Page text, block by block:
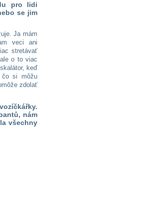
pro lidi
se jim
Ja mám
veci ani
stretávať
o to viac
keď
čo si môžu
zdolať
nám
všechny